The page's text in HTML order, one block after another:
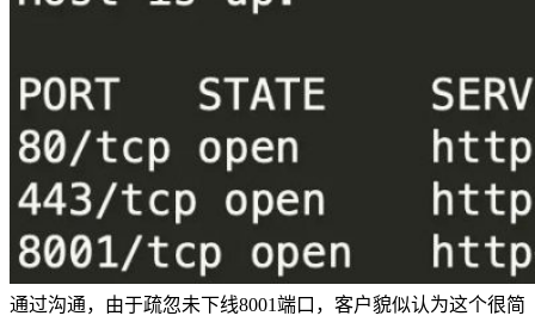
通过沟通，由于疏忽未下线8001端口，客户貌似认为这个很简